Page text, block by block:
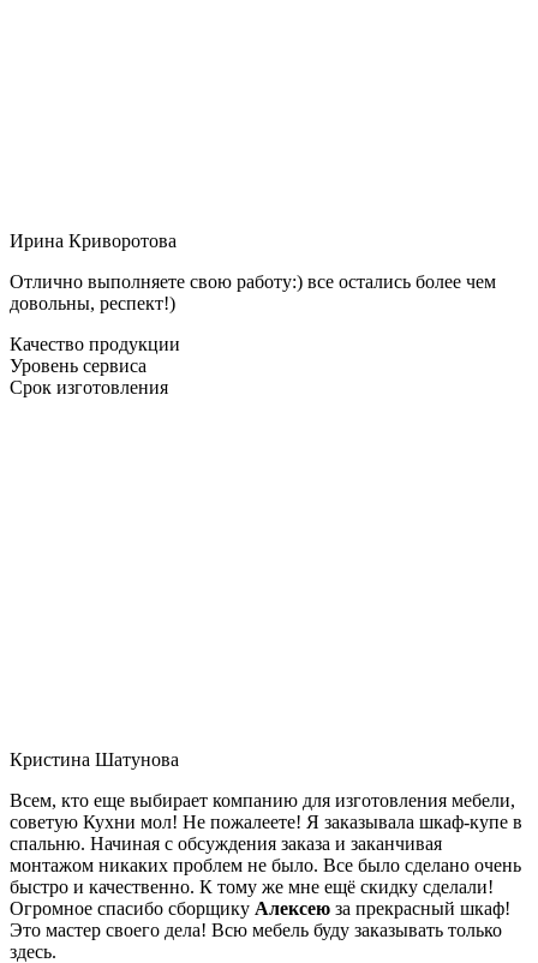
Ирина Криворотова
Отлично выполняете свою работу:) все остались более чем
довольны, респект!)
Качество продукции
Уровень сервиса
Срок изготовления
Кристина Шатунова
Всем, кто еще выбирает компанию для изготовления мебели,
советую Кухни мол! Не пожалеете! Я заказывала шкаф-купе в
спальню. Начиная с обсуждения заказа и заканчивая
монтажом никаких проблем не было. Все было сделано очень
быстро и качественно. К тому же мне ещё скидку сделали!
Огромное спасибо сборщику Алексею за прекрасный шкаф!
Это мастер своего дела! Всю мебель буду заказывать только
здесь.